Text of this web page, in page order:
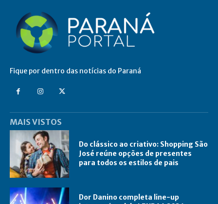
Fique por dentro das notícias do Paraná
MAIS VISTOS
Do clássico ao criativo: Shopping São
José reúne opções de presentes
para todos os estilos de pais
Dor Danino completa line-up